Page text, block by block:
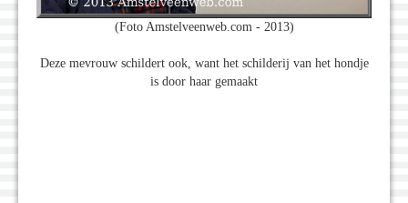
(Foto Amstelveenweb.com - 2013)
Deze mevrouw schildert ook, want het schilderij van het hondje
is door haar gemaakt